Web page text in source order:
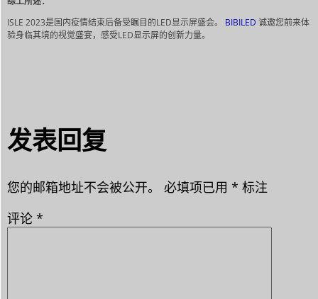
ISLE 2023是国内疫情结束后备受瞩目的LED显示屏盛会。 BIBILED 诚邀您前来体
验身临其境的视觉盛宴，感受LED显示屏的创新力量。
发表回复
您的邮箱地址不会被公开。 必填项已用 * 标注
评论 *